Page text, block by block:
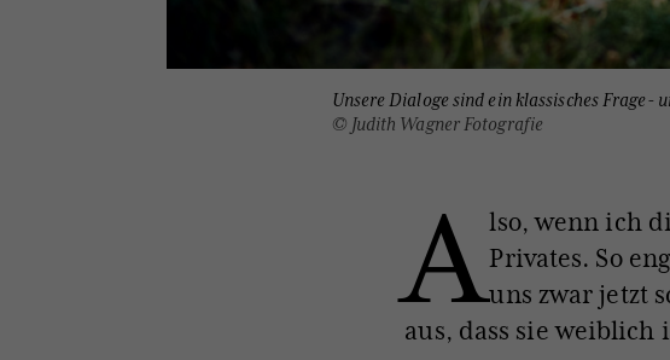
Unsere Dialoge sind ein klassisches
© Judith Wagner Fotografie
A lso, wenn ich
Privates. So
uns zwar jetzt
aus, dass sie